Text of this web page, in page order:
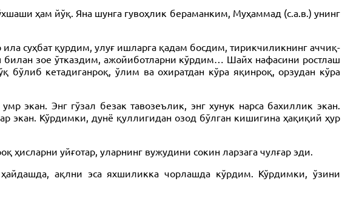
ҳам йўқ. Яна шунга гувоҳлик бераманким, Муҳаммад (с.а.в.) унинг
суҳбат қурдим, улуғ ишларга қадам босдим, тирикчиликнинг аччиқ-
зое ўтказдим, ажойиботларни кўрдим… Шайх нафасини ростлаш
кетадиганроқ, ўлим ва охиратдан кўра яқинроқ, орзудан кўра
экан. Энг гўзал безак тавозеълик, энг хунук нарса бахиллик экан.
экан. Кўрдимки, дунё қуллигидан озод бўлган кишигина ҳақиқий ҳур
ҳисларни уйғотар, уларнинг вужудини сокин ларзага чулғар эди.
ақлни эса яхшиликка чорлашда кўрдим. Кўрдимки, ўзини